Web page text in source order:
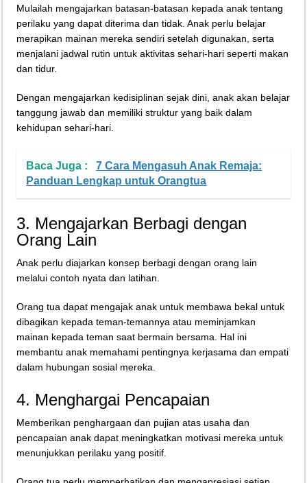
Mulailah mengajarkan batasan-batasan kepada anak tentang
perilaku yang dapat diterima dan tidak. Anak perlu belajar
merapikan mainan mereka sendiri setelah digunakan, serta
menjalani jadwal rutin untuk aktivitas sehari-hari seperti makan
dan tidur.
Dengan mengajarkan kedisiplinan sejak dini, anak akan belajar
tanggung jawab dan memiliki struktur yang baik dalam
kehidupan sehari-hari.
Baca Juga :
7 Cara Mengasuh Anak Remaja:
Panduan Lengkap untuk Orangtua
3. Mengajarkan Berbagi dengan
Orang Lain
Anak perlu diajarkan konsep berbagi dengan orang lain
melalui contoh nyata dan latihan.
Orang tua dapat mengajak anak untuk membawa bekal untuk
dibagikan kepada teman-temannya atau meminjamkan
mainan kepada teman saat bermain bersama. Hal ini
membantu anak memahami pentingnya kerjasama dan empati
dalam hubungan sosial mereka.
4. Menghargai Pencapaian
Memberikan penghargaan dan pujian atas usaha dan
pencapaian anak dapat meningkatkan motivasi mereka untuk
menunjukkan perilaku yang positif.